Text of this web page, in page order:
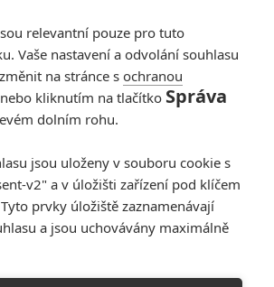
0
215
relevantní pouze pro tuto
Vaše nastavení a odvolání souhlasu
na stránce s ochranou
nebo kliknutím na tlačítko Správa
dolním rohu.
jsou uloženy v souboru cookie s
v2" a v úložišti zařízení pod klíčem
prvky úložiště zaznamenávají
a jsou uchovávány maximálně